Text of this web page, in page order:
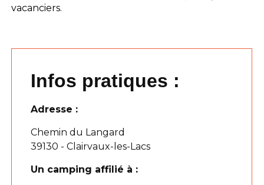
vacanciers.
Infos pratiques :
Adresse :
Chemin du Langard
39130 - Clairvaux-les-Lacs
Un camping affilié à :